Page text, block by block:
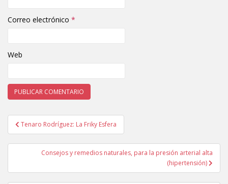
Correo electrónico *
Web
Navegación de entradas
Tenaro Rodríguez: La Friky Esfera
Consejos y remedios naturales, para la presión arterial alta
(hipertensión)